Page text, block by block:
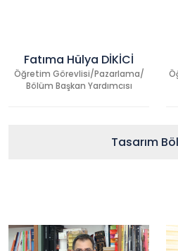
Fatıma Hülya DİKİCİ
Öğretim Görevlisi/Pazarlama/
Bölüm Başkan Yardımcısı
Tasarım